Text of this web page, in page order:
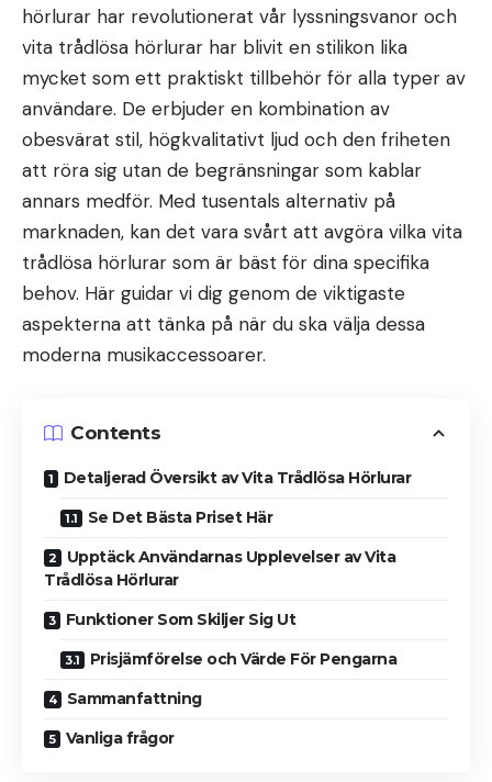
hörlurar har revolutionerat vår lyssningsvanor och
vita trådlösa hörlurar har blivit en stilikon lika
mycket som ett praktiskt tillbehör för alla typer av
användare. De erbjuder en kombination av
obesvärat stil, högkvalitativt ljud och den friheten
att röra sig utan de begränsningar som kablar
annars medför. Med tusentals alternativ på
marknaden, kan det vara svårt att avgöra vilka vita
trådlösa hörlurar som är bäst för dina specifika
behov. Här guidar vi dig genom de viktigaste
aspekterna att tänka på när du ska välja dessa
moderna musikaccessoarer.
Contents
Detaljerad Översikt av Vita Trådlösa Hörlurar
Se Det Bästa Priset Här
Upptäck Användarnas Upplevelser av Vita
Trådlösa Hörlurar
Funktioner Som Skiljer Sig Ut
Prisjämförelse och Värde För Pengarna
Sammanfattning
Vanliga frågor